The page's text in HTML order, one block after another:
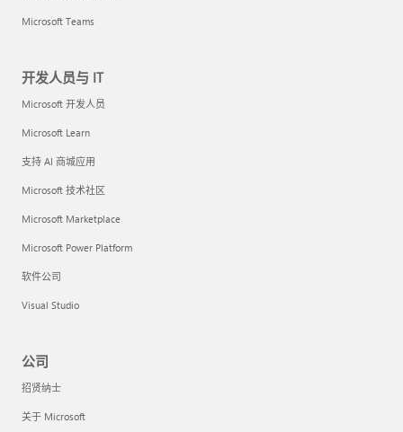
Microsoft Teams
开发人员与 IT
Microsoft 开发人员
Microsoft Learn
支持 AI 商城应用
Microsoft 技术社区
Microsoft Marketplace
Microsoft Power Platform
软件公司
Visual Studio
公司
招贤纳士
关于 Microsoft